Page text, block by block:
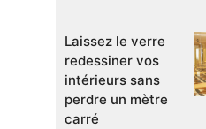
Laissez le verre
redessiner vos
intérieurs sans
perdre un mètre
carré